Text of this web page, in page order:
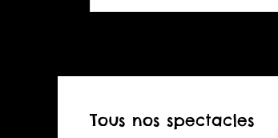
Tous nos spectacles